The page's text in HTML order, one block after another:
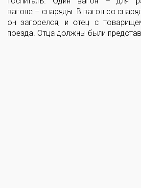
вагоне – снаряды. В вагон со
он загорелся, и отец с
поезда. Отца должны были